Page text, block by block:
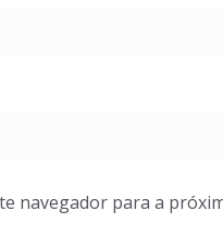
navegador para a